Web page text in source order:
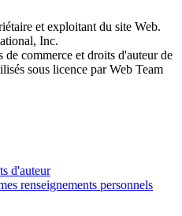
et exploitant du site Web.
Inc.
de commerce et droits d'auteur de
sous licence par Web Team
d'auteur
renseignements personnels